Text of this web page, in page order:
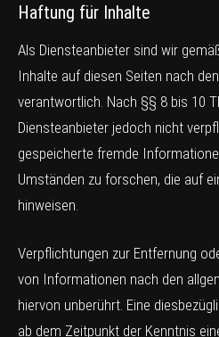
Haftung für Inhalte
Als Diensteanbieter sind wir
Inhalte auf diesen Seiten nach
verantwortlich. Nach §§ 8 bis 10
Diensteanbieter jedoch nicht
gespeicherte fremde
Umständen zu forschen, die auf
hinweisen.
Verpflichtungen zur Entfernung
von Informationen nach den
hiervon unberührt. Eine
ab dem Zeitpunkt der Kenntnis